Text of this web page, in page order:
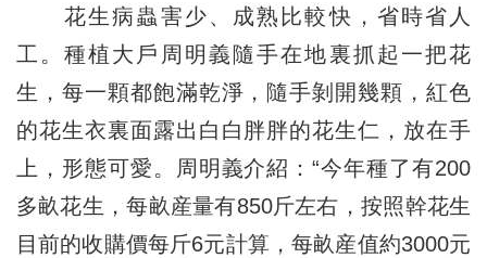
花生病蟲害少、成熟比較快，省時省人
工。種植大戶周明義隨手在地裏抓起一把花
生，每一顆都飽滿乾淨，隨手剝開幾顆，紅色
的花生衣裏面露出白白胖胖的花生仁，放在手
上，形態可愛。周明義介紹：“今年種了有200
多畝花生，每畝産量有850斤左右，按照幹花生
目前的收購價每斤6元計算，每畝産值約3000元